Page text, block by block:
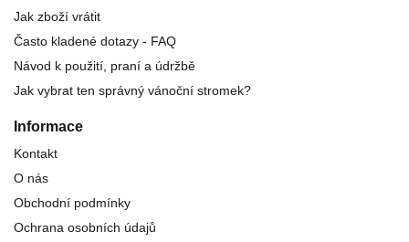
Jak zboží vrátit
Často kladené dotazy - FAQ
Návod k použití, praní a údržbě
Jak vybrat ten správný vánoční stromek?
Informace
Kontakt
O nás
Obchodní podmínky
Ochrana osobních údajů